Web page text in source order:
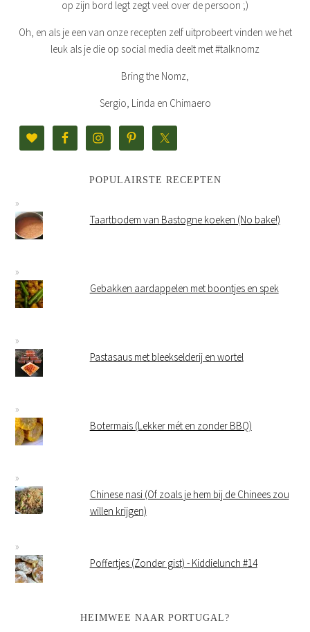
op zijn bord legt zegt veel over de persoon ;)
Oh, en als je een van onze recepten zelf uitprobeert vinden we het
leuk als je die op social media deelt met #talknomz
Bring the Nomz,
Sergio, Linda en Chimaero
POPULAIRSTE RECEPTEN
Taartbodem van Bastogne koeken (No bake!)
Gebakken aardappelen met boontjes en spek
Pastasaus met bleekselderij en wortel
Botermais (Lekker mét en zonder BBQ)
Chinese nasi (Of zoals je hem bij de Chinees zou
willen krijgen)
Poffertjes (Zonder gist) - Kiddielunch #14
HEIMWEE NAAR PORTUGAL?